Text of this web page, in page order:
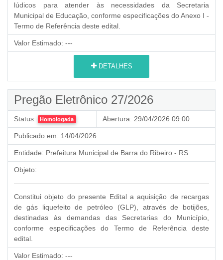
lúdicos para atender às necessidades da Secretaria
Municipal de Educação , conforme especificações do Anexo I -
Termo de Referência deste edital.
Valor Estimado: ---
DETALHES
Pregão Eletrônico 27/2026
Status: Homologada Abertura: 29/04/2026 09:00
Publicado em: 14/04/2026
Entidade: Prefeitura Municipal de Barra do Ribeiro - RS
Objeto:
Constitui objeto do presente Edital a aquisição de recargas
de gás liquefeito de petróleo (GLP), através de botijões,
destinadas às demandas das Secretarias do Município,
conforme especificações do Termo de Referência deste
edital.
Valor Estimado: ---